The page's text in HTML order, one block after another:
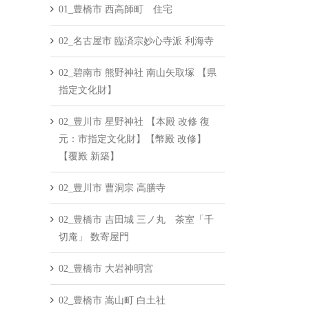
01_豊橋市 西高師町 住宅
02_名古屋市 臨済宗妙心寺派 利海寺
02_碧南市 熊野神社 南山矢取塚 【県
指定文化財】
02_豊川市 星野神社 【本殿 改修 復
元：市指定文化財】【幣殿 改修】
【覆殿 新築】
02_豊川市 曹洞宗 高膳寺
02_豊橋市 吉田城 三ノ丸 茶室「千
切庵」 数寄屋門
02_豊橋市 大岩神明宮
02_豊橋市 嵩山町 白土社